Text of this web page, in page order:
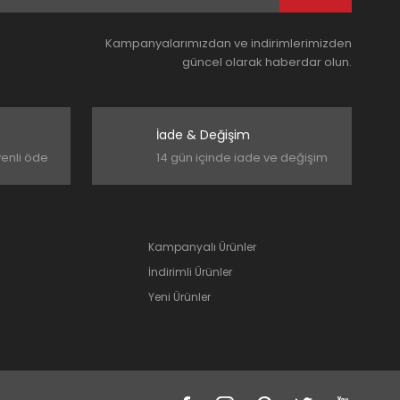
Kampanyalarımızdan ve indirimlerimizden
güncel olarak haberdar olun.
öde
İade & Değişim
14 gün içinde iade ve değişim
Kampanyalı Ürünler
İndirimli Ürünler
Yeni Ürünler